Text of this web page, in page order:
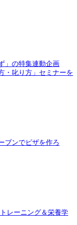
」の特集連動企画
・叱り方」セミナーを
ブンでピザを作ろ
レーニング＆栄養学